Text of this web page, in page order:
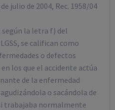
julio de 2004, Rec. 1958/04
según la letra f) del
se califican como
o defectos
los que el accidente actúa
de la enfermedad
o sacándola de
trabajaba normalmente